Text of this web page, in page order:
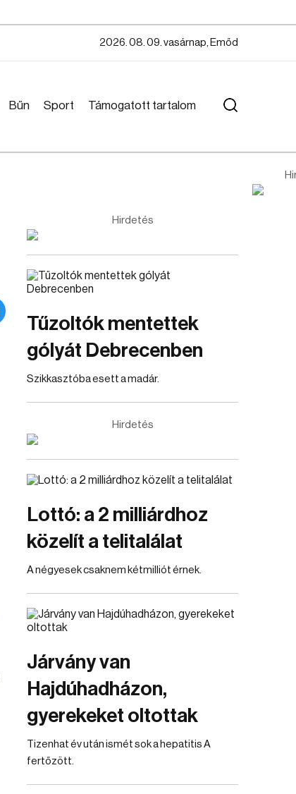
2026. 08. 09. vasárnap, Emőd
Bűn Sport Támogatott tartalom
Hirdetés
Tűzoltók mentettek
gólyát Debrecenben
Szikkasztóba esett a madár.
Hirdetés
Lottó: a 2 milliárdhoz
közelít a telitalálat
A négyesek csaknem kétmilliót érnek.
Járvány van
Hajdúhadházon,
gyerekeket oltottak
Tizenhat év után ismét sok a hepatitis A
fertőzött.